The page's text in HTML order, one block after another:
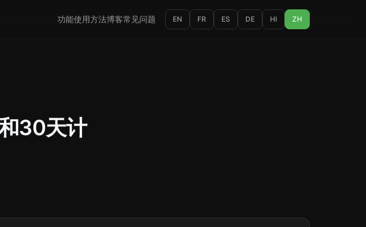
功能使用方法博客常见问题 EN FR ES DE HI ZH
30天计